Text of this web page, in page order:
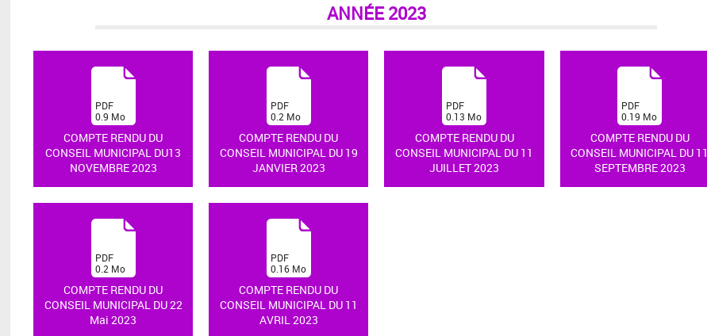
ANNÉE 2023
COMPTE RENDU DU
CONSEIL MUNICIPAL DU13
NOVEMBRE 2023
(PDF
0.9 Mo
)
COMPTE RENDU DU
CONSEIL MUNICIPAL DU 19
JANVIER 2023
(PDF
0.2 Mo
)
COMPTE RENDU DU
CONSEIL MUNICIPAL DU 11
JUILLET 2023
(PDF
0.13 Mo
)
COMPTE RENDU DU
CONSEIL MUNICIPAL DU 11
SEPTEMBRE 2023
(PDF
0.19 Mo
)
COMPTE RENDU DU
CONSEIL MUNICIPAL DU 22
Mai 2023
(PDF
0.2 Mo
)
COMPTE RENDU DU
CONSEIL MUNICIPAL DU 11
AVRIL 2023
(PDF
0.16 Mo
)